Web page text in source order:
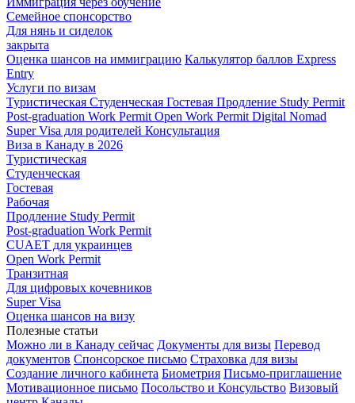
Семейное спонсорство
Для нянь и сиделок
закрыта
Оценка шансов на иммиграцию Калькулятор баллов Express
Entry
Услуги по визам
Туристическая Студенческая Гостевая Продление Study Permit
Post-graduation Work Permit Open Work Permit Digital Nomad
Super Visa для родителей Консультация
Виза в Канаду в 2026
Туристическая
Студенческая
Гостевая
Рабочая
Продление Study Permit
Post-graduation Work Permit
CUAET для украинцев
Open Work Permit
Транзитная
Для цифровых кочевников
Super Visa
Оценка шансов на визу
Полезные статьи
Можно ли в Канаду сейчас Документы для визы Перевод
документов Спонсорское письмо Страховка для визы
Создание личного кабинета Биометрия Письмо-приглашение
Мотивационное письмо Посольство и Консульство Визовый